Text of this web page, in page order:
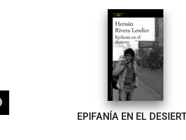
EPIFANÍA EN EL